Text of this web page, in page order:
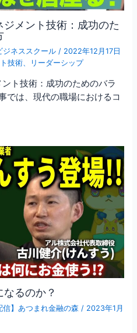
メント技術：成功のた
ジネススクール / 2022年12月17日
技術 リーダーシップ
ト技術：成功のためのバラ
では、現代の職場におけるコ
るのか？
信】あつまれ金融の森 / 2023年1月